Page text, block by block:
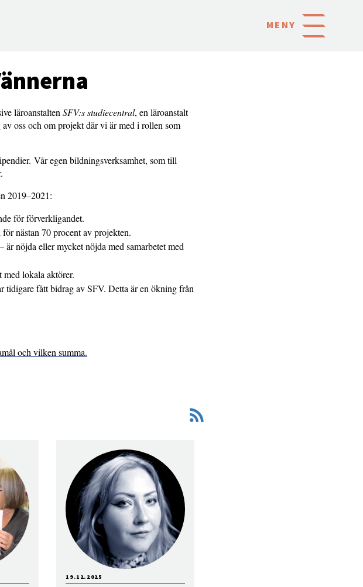
MENY
läroanstalten SFV:s studiecentral, en läroanstalt
oss och om projekt där vi är med i rollen som
Vår egen bildningsverksamhet, som till
2019–2021:
för förverkligandet.
nästan 70 procent av projekten.
nöjda eller mycket nöjda med samarbetet med
lokala aktörer.
tidigare fått bidrag av SFV. Detta är en ökning från
och vilken summa.
19.12.2025